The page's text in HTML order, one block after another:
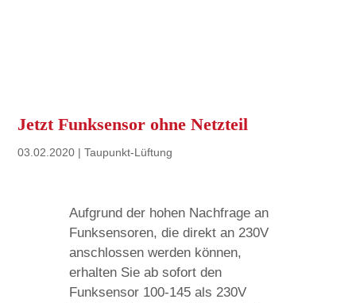
Jetzt Funksensor ohne Netzteil
03.02.2020 |Taupunkt-Lüftung
Aufgrund der hohen Nachfrage an
Funksensoren, die direkt an 230V
anschlossen werden können,
erhalten Sie ab sofort den
Funksensor 100-145 als 230V